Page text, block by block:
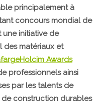
principalement à
concours mondial de
une initiative de
des matériaux et
Awards
professionnels ainsi
par les talents de
construction durables